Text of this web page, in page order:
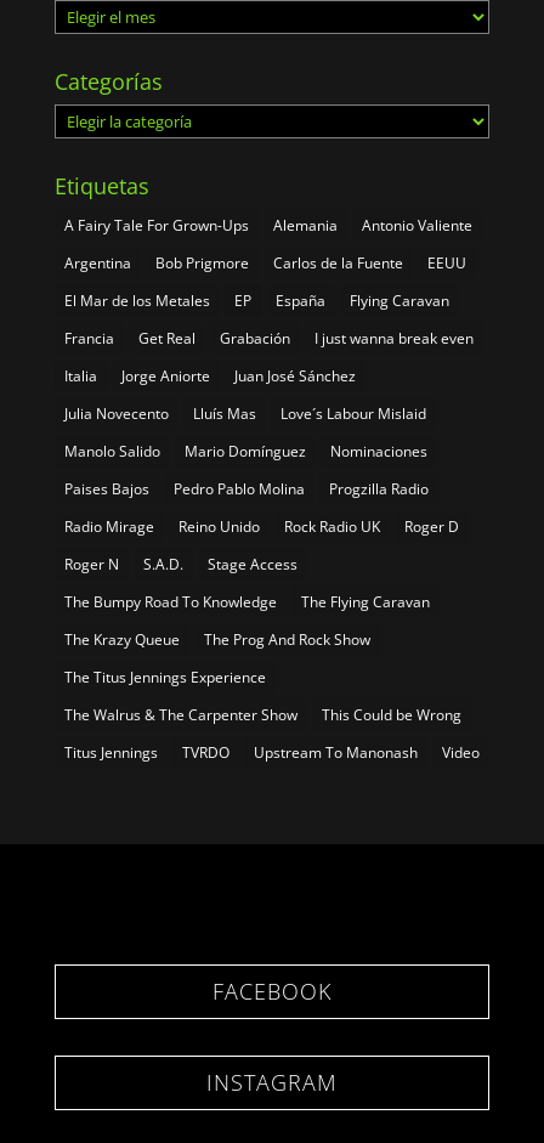
Archivos
Categorías
Categorías
Etiquetas
A Fairy Tale For Grown-Ups Alemania
Antonio Valiente
Argentina
Bob Prigmore Carlos de la Fuente
EEUU
El Mar de los Metales
EP España
Flying Caravan
Francia
Get Real Grabación
I just wanna break even
Italia
Jorge Aniorte
Juan José Sánchez
Julia Novecento
Lluís Mas
Love´s Labour Mislaid
Manolo Salido
Mario Domínguez
Nominaciones
Paises Bajos
Pedro Pablo Molina
Progzilla Radio
Radio Mirage
Reino Unido Rock Radio UK
Roger D
Roger N
S.A.D.
Stage Access
The Bumpy Road To Knowledge
The Flying Caravan
The Krazy Queue
The Prog And Rock Show
The Titus Jennings Experience
The Walrus & The Carpenter Show
This Could be Wrong
Titus Jennings
TVRDO Upstream To Manonash Video
FACEBOOK
INSTAGRAM